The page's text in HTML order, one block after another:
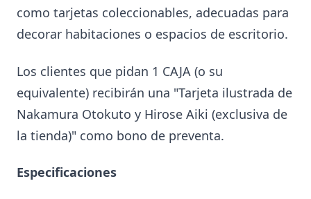
como tarjetas coleccionables, adecuadas para
decorar habitaciones o espacios de escritorio.
Los clientes que pidan 1 CAJA (o su
equivalente) recibirán una "Tarjeta ilustrada de
Nakamura Otokuto y Hirose Aiki (exclusiva de
la tienda)" como bono de preventa.
Especificaciones